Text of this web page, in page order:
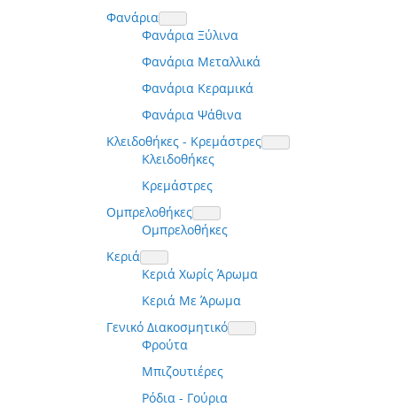
Φανάρια
Φανάρια Ξύλινα
Φανάρια Μεταλλικά
Φανάρια Κεραμικά
Φανάρια Ψάθινα
Κλειδοθήκες - Κρεμάστρες
Κλειδοθήκες
Κρεμάστρες
Ομπρελοθήκες
Ομπρελοθήκες
Κεριά
Κεριά Χωρίς Άρωμα
Κεριά Με Άρωμα
Γενικό Διακοσμητικό
Φρούτα
Μπιζουτιέρες
Ρόδια - Γούρια